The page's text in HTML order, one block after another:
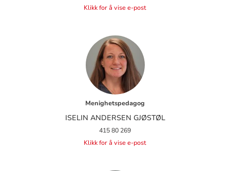
Klikk for å vise e-post
Menighetspedagog
ISELIN ANDERSEN GJØSTØL
415 80 269
Klikk for å vise e-post